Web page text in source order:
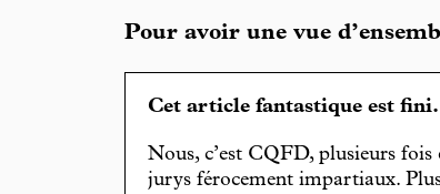
Pour avoir une vue
Cet article fantastique est
Nous, c’est CQFD, plusieurs
jurys férocement impartiaux.